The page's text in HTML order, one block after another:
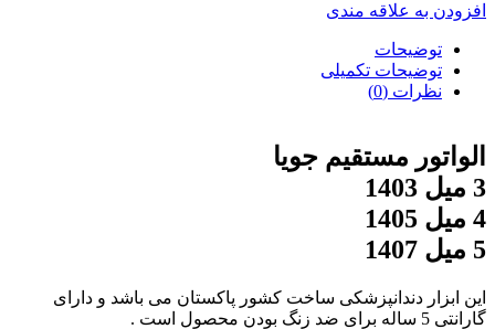
افزودن به علاقه مندی
توضیحات
توضیحات تکمیلی
نظرات (0)
الواتور مستقیم جویا
3 میل 1403
4 میل 1405
5 میل 1407
این ابزار دندانپزشکی ساخت کشور پاکستان می باشد و دارای
گارانتی 5 ساله برای ضد زنگ بودن محصول است .